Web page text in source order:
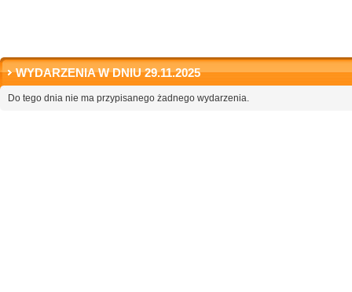
WYDARZENIA W DNIU 29.11.2025
Do tego dnia nie ma przypisanego żadnego wydarzenia.